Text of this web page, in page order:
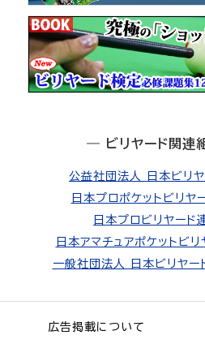
― ビリヤード関連
公益社団法人 日本ビリヤ
日本プロポケットビリヤ
日本プロビリヤード
日本アマチュアポケットビ
一般社団法人 日本ビリヤー
広告掲載について